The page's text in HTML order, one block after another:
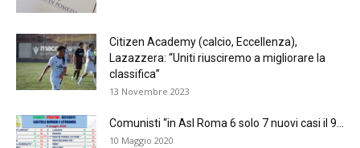
Citizen Academy (calcio, Eccellenza),
Lazazzera: “Uniti riusciremo a migliorare la
classifica”
13 Novembre 2023
Comunisti “in Asl Roma 6 solo 7 nuovi casi il 9...
10 Maggio 2020